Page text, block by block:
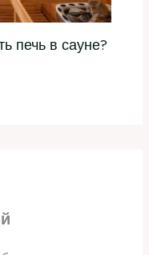
печь в сауне?